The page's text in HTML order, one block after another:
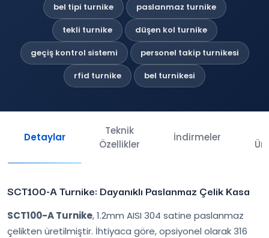
bel tipi turnike
paslanmaz turnike
tekli turnike
düşen kol turnike
geçiş kontrol sistemi
personel takip turnikesi
rfid turnike
bel turnikesi
Detaylar
Teknik
Özellikler
İndirmeler
SCT100-A Turnike: Dayanıklı Paslanmaz Çelik Kasa
SCT100-A Turnike, 1.2mm AISI 304 satine paslanmaz
çelikten üretilmiştir. İhtiyaca göre, opsiyonel olarak 316